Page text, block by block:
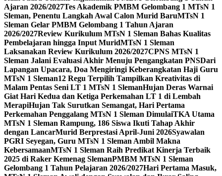
Ajaran 2026/2027Tes Akademik PMBM Gelombang 1 MTsN 1
Sleman, Penentu Langkah Awal Calon Murid BaruMTsN 1
Sleman Gelar PMBM Gelombang 1 Tahun Ajaran
2026/2027Review Kurikulum MTsN 1 Sleman Bahas Kualitas
Pembelajaran hingga Input MuridMTsN 1 Sleman
Laksanakan Review Kurikulum 2026/2027CPNS MTsN 1
Sleman Jalani Evaluasi Akhir Menuju Pengangkatan PNSDari
Lapangan Upacara, Doa Mengiringi Keberangkatan Haji Guru
MTsN 1 Sleman12 Regu Terpilih Tampilkan Kreativitas di
Malam Pentas Seni LT 1 MTsN 1 SlemanHujan Deras Warnai
Giat Hari Kedua dan Ketiga Perkemahan LT 1 di Lembah
MerapiHujan Tak Surutkan Semangat, Hari Pertama
Perkemahan Penggalang MTsN 1 Sleman DimulaiTKA Utama
MTsN 1 Sleman Rampung, 186 Siswa Ikuti Tahap Akhir
dengan LancarMurid Berprestasi April-Juni 2026Syawalan
PGRI Seyegan, Guru MTsN 1 Sleman Ambil Makna
KebersamaanMTsN 1 Sleman Raih Predikat Kinerja Terbaik
2025 di Raker Kemenag SlemanPMBM MTsN 1 Sleman
Gelombang 1 Tahun Pelajaran 2026/2027Hari Pertama Masuk,